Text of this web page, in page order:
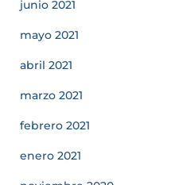
junio 2021
mayo 2021
abril 2021
marzo 2021
febrero 2021
enero 2021